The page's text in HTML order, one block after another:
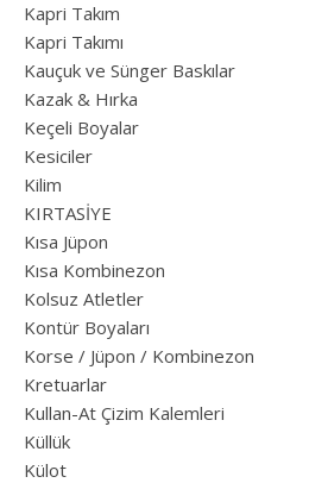
Kapri Takım
Kapri Takımı
Kauçuk ve Sünger Baskılar
Kazak & Hırka
Keçeli Boyalar
Kesiciler
Kilim
KIRTASİYE
Kısa Jüpon
Kısa Kombinezon
Kolsuz Atletler
Kontür Boyaları
Korse / Jüpon / Kombinezon
Kretuarlar
Kullan-At Çizim Kalemleri
Küllük
Külot